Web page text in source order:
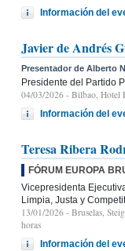
Información del
Javier de Andrés
Presentador de Alberto
Presidente del Partido
04/03/2026 - Bilbao, Hotel
Información del
Teresa Ribera
FÓRUM EUROPA
Vicepresidenta
Limpia, Justa y
13/01/2026 - Bruselas,
horas
Información del